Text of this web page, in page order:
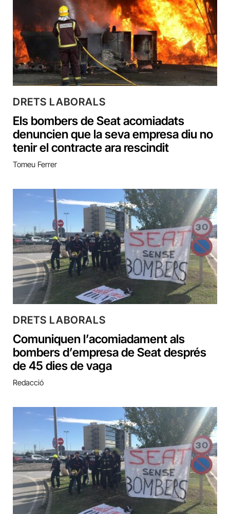
DRETS LABORALS
Els bombers de Seat acomiadats
denuncien que la seva empresa diu no
tenir el contracte ara rescindit
Tomeu Ferrer
DRETS LABORALS
Comuniquen l’acomiadament als
bombers d’empresa de Seat després
de 45 dies de vaga
Redacció